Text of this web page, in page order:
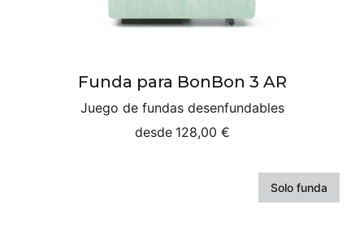
Funda para BonBon 3 AR
Juego de fundas desenfundables
desde 128,00 €
Solo funda